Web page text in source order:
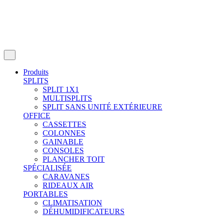
Produits
SPLITS
SPLIT 1X1
MULTISPLITS
SPLIT SANS UNITÉ EXTÉRIEURE
OFFICE
CASSETTES
COLONNES
GAINABLE
CONSOLES
PLANCHER TOIT
SPÉCIALISÉE
CARAVANES
RIDEAUX AIR
PORTABLES
CLIMATISATION
DÉHUMIDIFICATEURS